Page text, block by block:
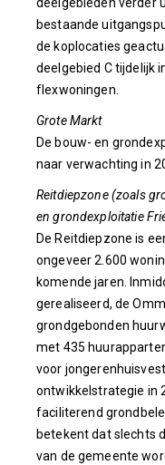
bestaande
de koplocaties
deelgebied C tijdelijk
flexwoningen.
Grote Markt
De bouw- en
naar verwachting in
Reitdiepzone (zoals
en grondexploitatie
De Reitdiepzone is
ongeveer 2.600
komende jaren.
gerealiseerd, de
grondgebonden
met 435
voor
ontwikkelstrategie in
faciliterend
betekent dat slechts
van de gemeente